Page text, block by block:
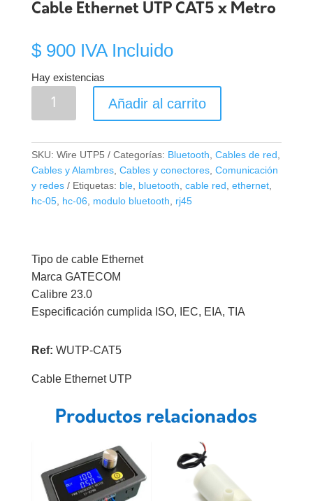
Cable Ethernet UTP CAT5 x Metro
$900 IVA Incluido
Hay existencias
Cable
CAT5
x
Metro
cantidad
Añadir al carrito
SKU: Wire UTP5 Categorías: Bluetooth Cables de red
Cables y Alambres, Cables y conectores, Comunicación
y redes
Etiquetas: ble, bluetooth cable red ethernet,
hc-05, hc-06 modulo bluetooth rj45
Tipo de cable Ethernet
Marca GATECOM
Calibre 23.0
Especificación cumplida ISO, IEC, EIA, TIA
Ref: WUTP-CAT5
Cable Ethernet UTP
Productos relacionados